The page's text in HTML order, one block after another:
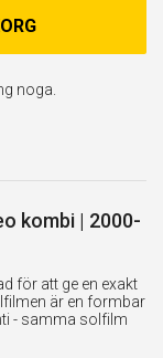
noga.
kombi | 2000-
för att ge en exakt
är en formbar
- samma solfilm